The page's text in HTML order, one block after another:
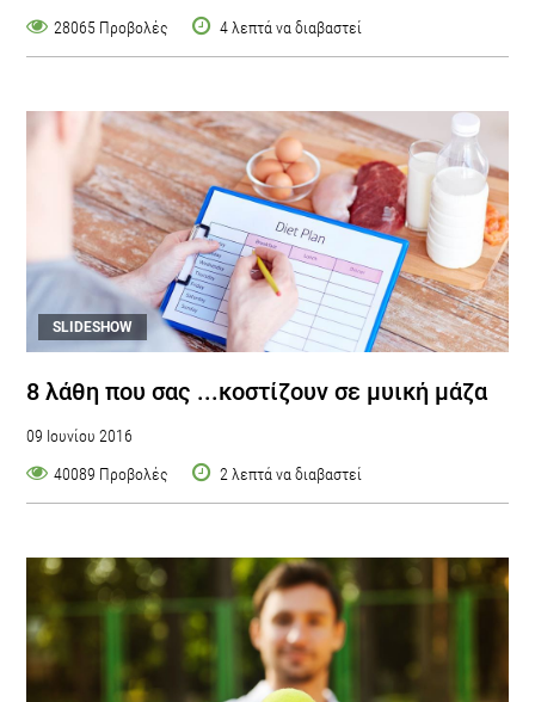
28065 Προβολές
4 λεπτά να διαβαστεί
SLIDESHOW
8 λάθη που σας ...κοστίζουν σε μυική μάζα
09 Ιουνίου 2016
40089 Προβολές
2 λεπτά να διαβαστεί